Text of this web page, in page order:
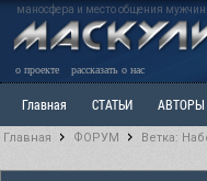
маносфера и место общения мужчин
о проекте рассказать о нас
Главная СТАТЬИ АВТОРЫ
Главная ФОРУМ Ветка: